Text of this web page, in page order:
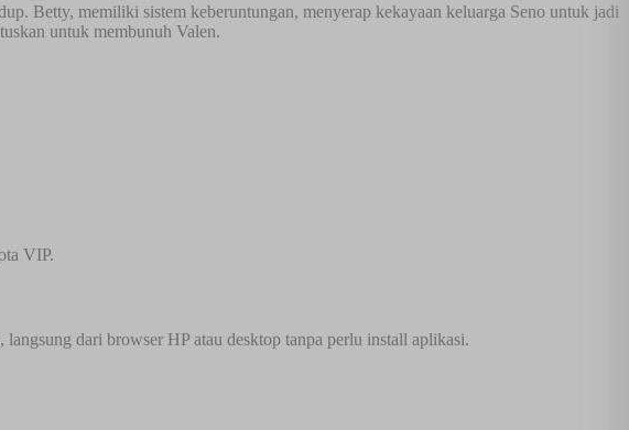
Betty, memiliki sistem keberuntungan, menyerap kekayaan keluarga Seno untuk jadi
untuk membunuh Valen.
VIP.
dari browser HP atau desktop tanpa perlu install aplikasi.